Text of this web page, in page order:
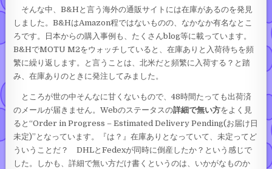
そんな中、B&Hと言う海外の通販サイトには在庫があるのを発見
しました。B&HはAmazon程ではないものの、なかなか有名なとこ
ろです。日本からの購入事例も、たくさんblog等に載っています。
B&HでMOTU M2をウォッチしていると、在庫ありと入荷待ちを頻
繁に繰り返します。と言うことは、北米だと頻繁に入荷する？と踏
み、在庫ありのときに発注してみました。
ところが世の中そんなに甘くないもので、48時間たっても出荷済
のメールが届きません。Webのステータスの詳細で無い方をよく見
ると“Order in Progress – Estimated Delivery Pending(お届け日
未定)”となっています。『は？』在庫ありとなっていて、未定ってど
ういうことだ？ DHLとFedexが同時に倒産したか？という感じで
した。しかも、詳細で無い方だけ書くというのは、いかがなものか